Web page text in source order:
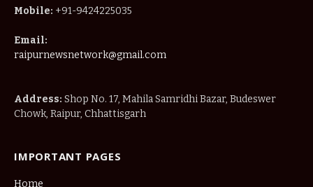
Mobile: +91-9424225035
Email:
raipurnewsnetwork@gmail.com
Address: Shop No. 17, Mahila Samridhi Bazar, Budeswer
Chowk, Raipur, Chhattisgarh
IMPORTANT PAGES
Home